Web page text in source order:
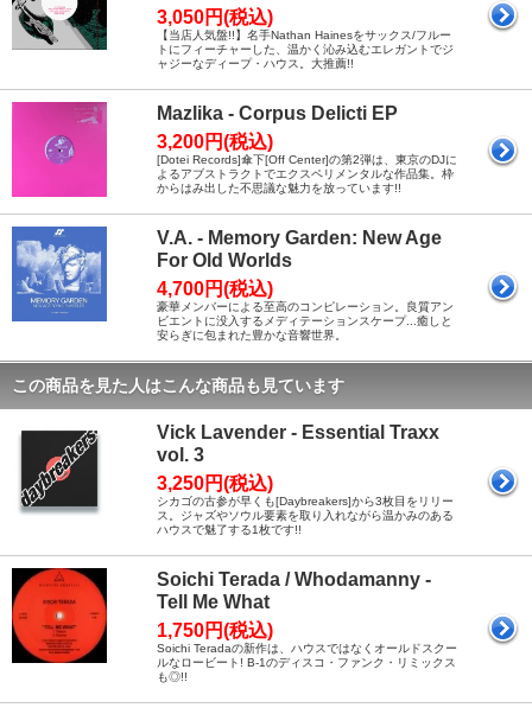
3,050円(税込)
【当店人気盤!!】名手Nathan Hainesをサックス/フルー
トにフィーチャーした、温かく沁み込むエレガントでジ
ャジーなディープ・ハウス。大推薦!!
Mazlika - Corpus Delicti EP
3,200円(税込)
[Dotei Records]傘下[Off Center]の第2弾は、東京のDJに
よるアブストラクトでエクスペリメンタルな作品集。枠
からはみ出した不思議な魅力を放っています!!
V.A. - Memory Garden: New Age
For Old Worlds
4,700円(税込)
豪華メンバーによる至高のコンピレーション。良質アン
ビエントに没入するメディテーションスケープ...癒しと
安らぎに包まれた豊かな音響世界。
この商品を見た人はこんな商品も見ています
Vick Lavender - Essential Traxx
vol. 3
3,250円(税込)
シカゴの古参が早くも[Daybreakers]から3枚目をリリー
ス。ジャズやソウル要素を取り入れながら温かみのある
ハウスで魅了する1枚です!!
Soichi Terada / Whodamanny -
Tell Me What
1,750円(税込)
Soichi Teradaの新作は、ハウスではなくオールドスクー
ルなロービート! B-1のディスコ・ファンク・リミックス
も◎!!